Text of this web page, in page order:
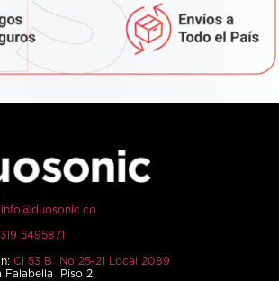
info@duosonic.co
319 5495871
Cl 53 B No 25-21 Local 2089
Falabella Piso 2